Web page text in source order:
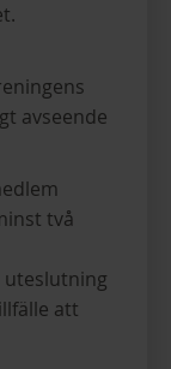
avseende
två
uteslutning
att